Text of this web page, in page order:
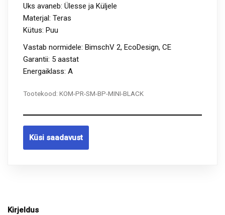
Uks avaneb: Ülesse ja Küljele
Materjal: Teras
Kütus: Puu
Vastab normidele: BimschV 2, EcoDesign, CE
Garantii: 5 aastat
Energaiklass: A
Tootekood: KOM-PR-SM-BP-MINI-BLACK
Küsi saadavust
Kirjeldus